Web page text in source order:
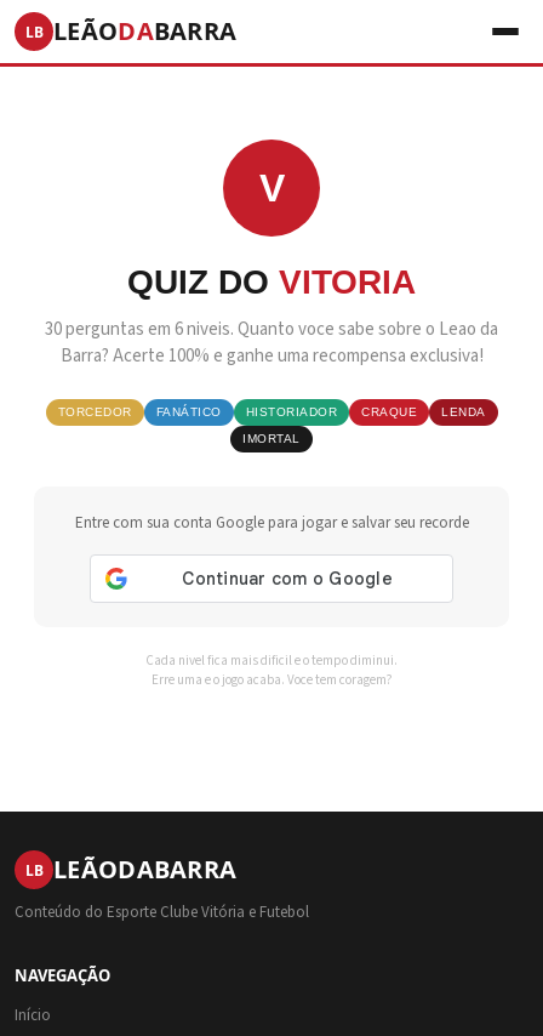
LB LEÃODABARRA
V
QUIZ DO VITORIA
30 perguntas em 6 niveis. Quanto voce sabe sobre o Leao da
Barra? Acerte 100% e ganhe uma recompensa exclusiva!
TORCEDOR FANÁTICO HISTORIADOR CRAQUE
LENDA
IMORTAL
Entre com sua conta Google para jogar e salvar seu recorde
Cada nivel fica mais dificil e o tempo diminui.
Erre uma e o jogo acaba. Voce tem coragem?
LB LEÃODABARRA
Conteúdo do Esporte Clube Vitória e Futebol
NAVEGAÇÃO
Início